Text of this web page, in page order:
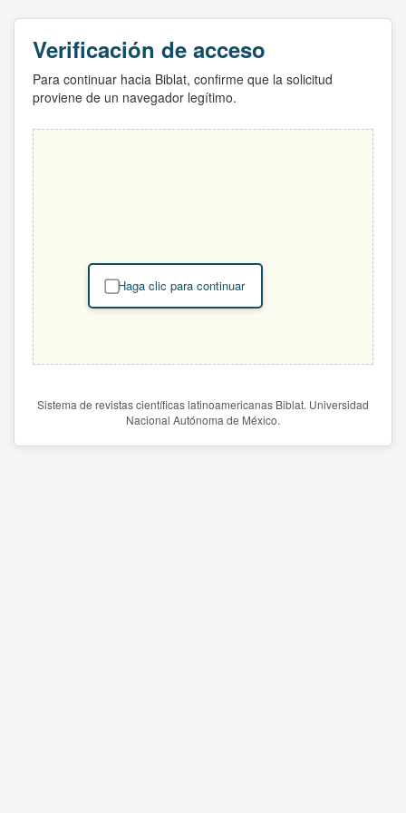
Verificación de acceso
Para continuar hacia Biblat, confirme que la solicitud
proviene de un navegador legítimo.
Haga clic para continuar
Sistema de revistas científicas latinoamericanas Biblat. Universidad
Nacional Autónoma de México.